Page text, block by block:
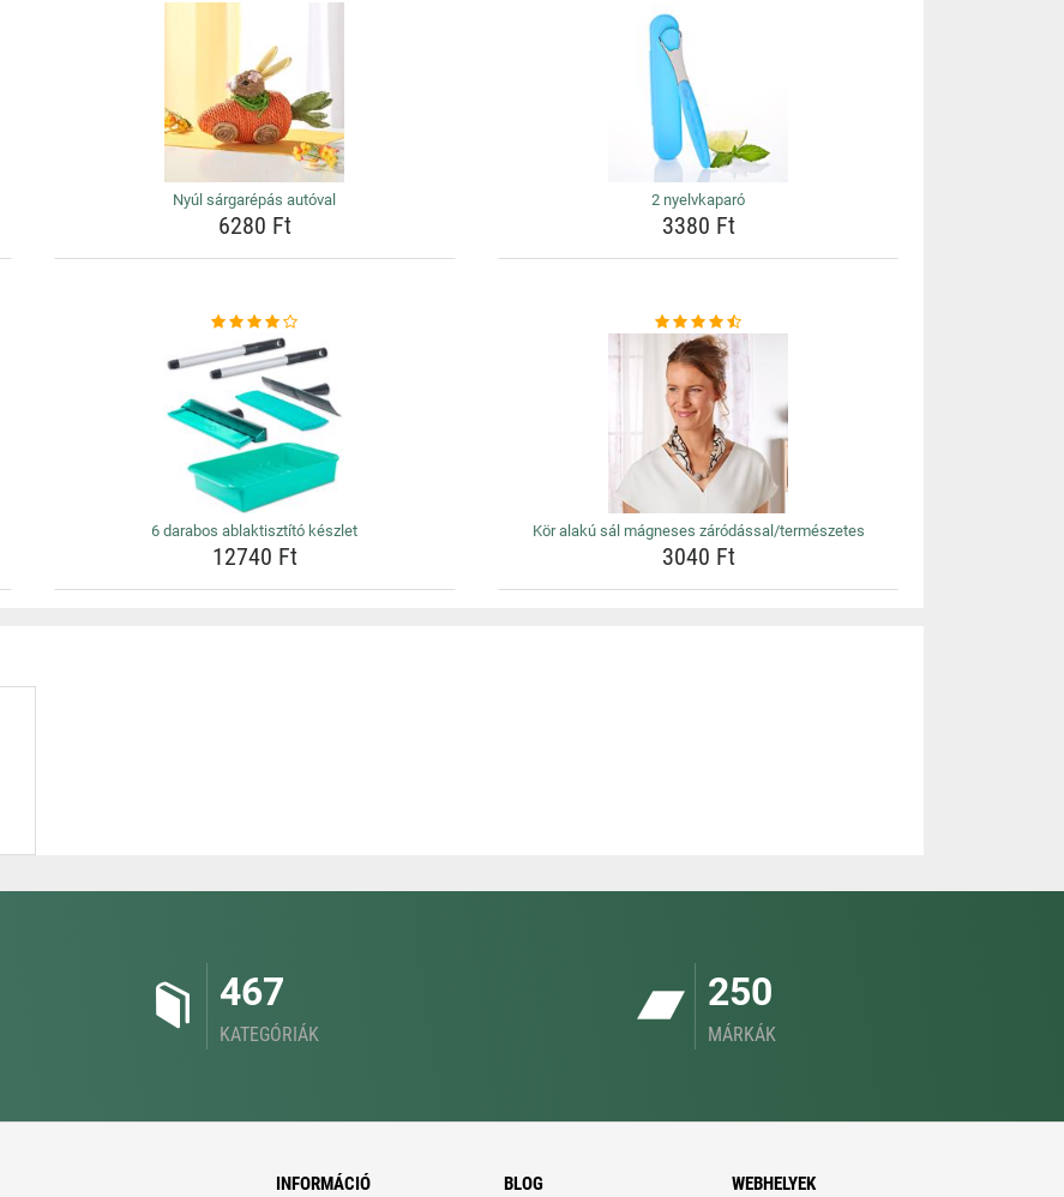
Nyúl sárgarépás autóval
6280 Ft
2 nyelvkaparó
3380 Ft
6 darabos ablaktisztító készlet
12740 Ft
Kör alakú sál mágneses záródással/természetes
3040 Ft
467
KATEGÓRIÁK
250
MÁRKÁK
INFORMÁCIÓ BLOG WEBHELYEK